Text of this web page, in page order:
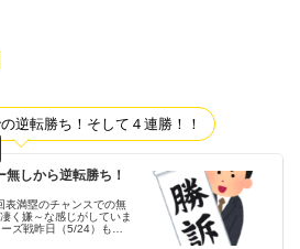
逆転勝ち！そして４連勝！！
しから逆転勝ち！
表満塁のチャンスでの無
く嫌～な感じがしていま
ズ戦昨日（5/24）も、